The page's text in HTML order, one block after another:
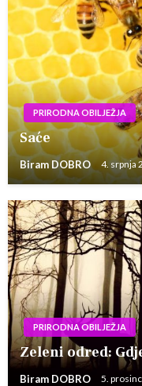
PRIRODNA OBILJEŽJA
Saće
Biram DOBRO 4. srpnja
PRIRODNA OBILJEŽJA
Zeleni odred:
Biram DOBRO 5.